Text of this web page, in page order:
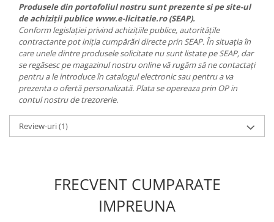
Produsele din portofoliul nostru sunt prezente si pe site-ul
de achiziții publice www.e-licitatie.ro (SEAP).
Conform legislației privind achizițiile publice, autoritățile
contractante pot iniția cumpărări directe prin SEAP. În situația în
care unele dintre produsele solicitate nu sunt listate pe SEAP, dar
se regăsesc pe magazinul nostru online vă rugăm să ne contactați
pentru a le introduce în catalogul electronic sau pentru a va
prezenta o ofertă personalizată. Plata se opereaza prin OP in
contul nostru de trezorerie.
Review-uri(1)
FRECVENT CUMPARATE
IMPREUNA